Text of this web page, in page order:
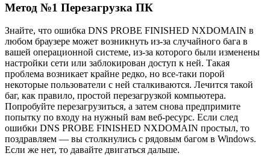
Метод №1 Перезагрузка ПК
Знайте, что ошибка DNS PROBE FINISHED NXDOMAIN в
любом браузере может возникнуть из-за случайного бага в
вашей операционной системе, из-за которого были изменены
настройки сети или заблокирован доступ к ней. Такая
проблема возникает крайне редко, но все-таки порой
некоторые пользователи с ней сталкиваются. Лечится такой
баг, как правило, простой перезагрузкой компьютера.
Попробуйте перезагрузиться, а затем снова предпримите
попытку по входу на нужный вам веб-ресурс. Если след
ошибки DNS PROBE FINISHED NXDOMAIN простыл, то
поздравляем — вы столкнулись с рядовым багом в Windows.
Если же нет, то давайте двигаться дальше.